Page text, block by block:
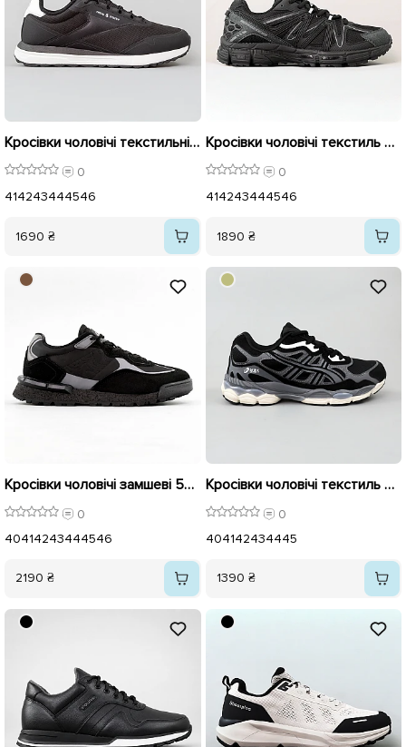
Кросівки чоловічі текстильні 595815 Чорні
0
414243444546
1690 ₴
Кросівки чоловічі текстиль 595632 Чорний
0
414243444546
1890 ₴
Кросівки чоловічі замшеві 594894 Чорний
0
40414243444546
2190 ₴
Кросівки чоловічі текстиль 596133 Чорні
0
404142434445
1390 ₴